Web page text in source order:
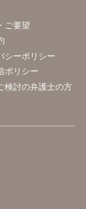
ご要望
シーポリシー
ポリシー
検討の弁護士の方